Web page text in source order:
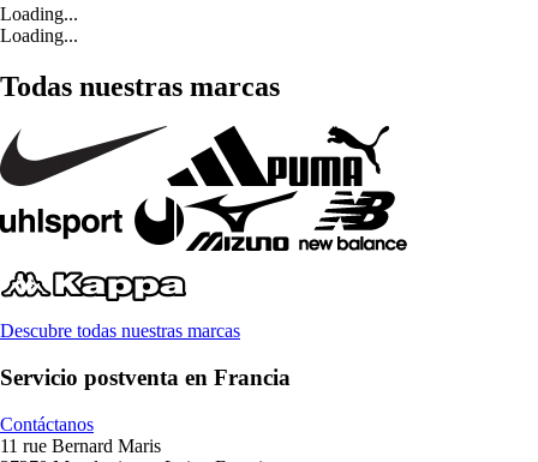
Loading...
Loading...
Todas nuestras marcas
Descubre todas nuestras marcas
Servicio postventa en Francia
Contáctanos
11 rue Bernard Maris